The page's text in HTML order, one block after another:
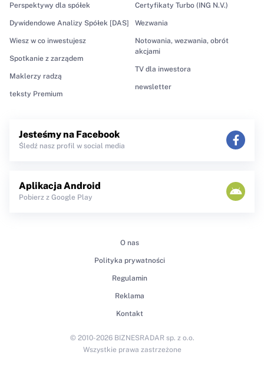
Perspektywy dla spółek
Dywidendowe Analizy Spółek [DAS]
Wiesz w co inwestujesz
Spotkanie z zarządem
Maklerzy radzą
teksty Premium
Certyfikaty Turbo (ING N.V.)
Wezwania
Notowania, wezwania, obrót
akcjami
TV dla inwestora
newsletter
Jesteśmy na Facebook
Śledź nasz profil w social media
Aplikacja Android
Pobierz z Google Play
O nas
Polityka prywatności
Regulamin
Reklama
Kontakt
© 2010-2026 BIZNESRADAR sp. z o.o.
Wszystkie prawa zastrzeżone